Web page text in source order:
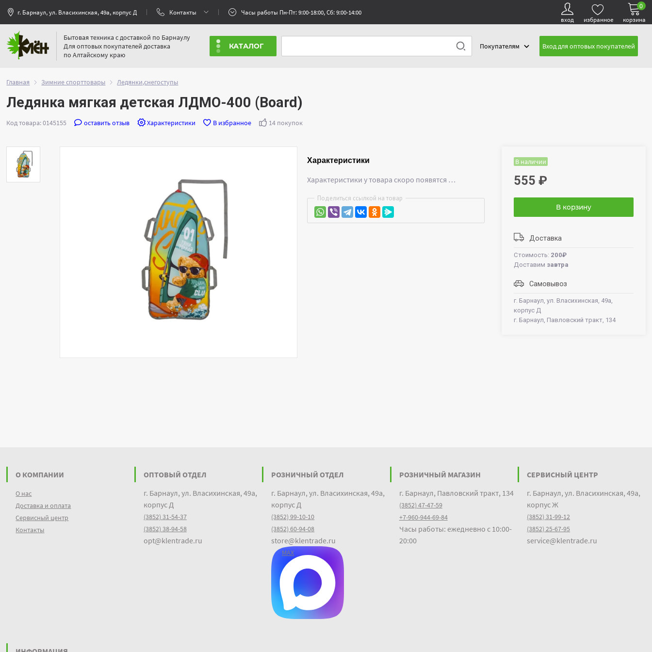
г. Барнаул, ул. Власихинская, 49а, корпус Д Контакты Часы работы Пн-Пт: 9:00-18:00, Сб: 9:00-14:00
вход избранное корзина
0
Бытовая техника с доставкой по Барнаулу
Для оптовых покупателей доставка
по Алтайскому краю
КАТАЛОГ Покупателям Вход для оптовых покупателей
Главная Зимние спорттовары Ледянки,снегоступы
Ледянка мягкая детская ЛДМО-400 (Board)
Код товара: 0145155 оставить отзыв Характеристики В избранное 14 покупок
Характеристики
Характеристики у товара скоро появятся …
Поделиться ссылкой на товар
В наличии
555 ₽
В корзину
Доставка
Стоимость: 200₽
Доставим завтра
Самовывоз
г. Барнаул, ул. Власихинская, 49а,
корпус Д
г. Барнаул, Павловский тракт, 134
О КОМПАНИИ
О нас
Доставка и оплата
Сервисный центр
Контакты
ОПТОВЫЙ ОТДЕЛ
г. Барнаул, ул. Власихинская, 49а,
корпус Д
(3852) 31-54-37
(3852) 38-94-58
opt@klentrade.ru
РОЗНИЧНЫЙ ОТДЕЛ
г. Барнаул, ул. Власихинская, 49а,
корпус Д
(3852) 99-10-10
(3852) 60-94-08
store@klentrade.ru
MAX
РОЗНИЧНЫЙ МАГАЗИН
г. Барнаул, Павловский тракт, 134
(3852) 47-47-59
+7-960-944-69-84
Часы работы: ежедневно с 10:00-
20:00
СЕРВИСНЫЙ ЦЕНТР
г. Барнаул, ул. Власихинская, 49а,
корпус Ж
(3852) 31-99-12
(3852) 25-67-95
service@klentrade.ru